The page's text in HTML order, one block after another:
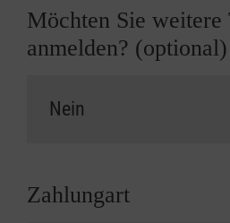
Möchten Sie weitere
anmelden? (optional)
Zahlungart